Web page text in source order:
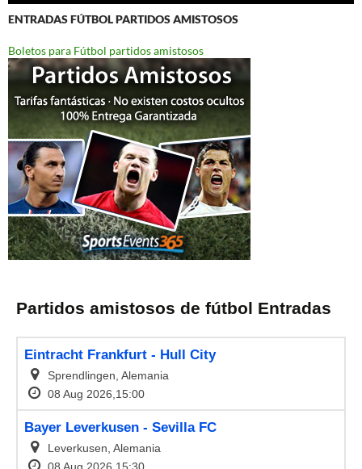
ENTRADAS FÚTBOL PARTIDOS AMISTOSOS
Boletos para Fútbol partidos amistosos